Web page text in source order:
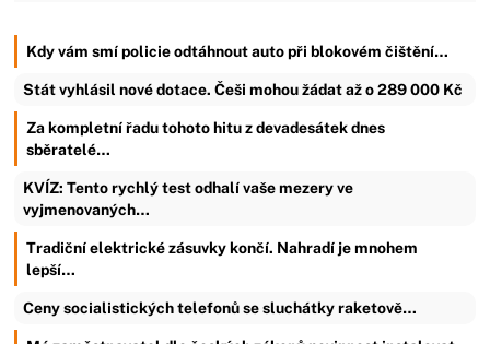
Kdy vám smí policie odtáhnout auto při blokovém čištění…
Stát vyhlásil nové dotace. Češi mohou žádat až o 289 000 Kč
Za kompletní řadu tohoto hitu z devadesátek dnes
sběratelé…
KVÍZ: Tento rychlý test odhalí vaše mezery ve
vyjmenovaných…
Tradiční elektrické zásuvky končí. Nahradí je mnohem
lepší…
Ceny socialistických telefonů se sluchátky raketově…